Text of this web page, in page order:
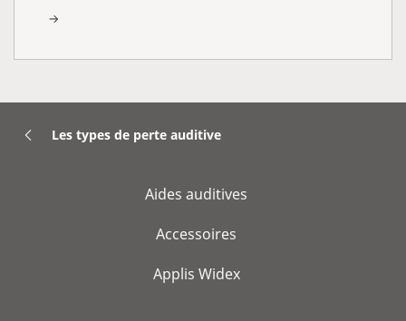
Les types de perte auditive
Aides auditives
Accessoires
Applis Widex